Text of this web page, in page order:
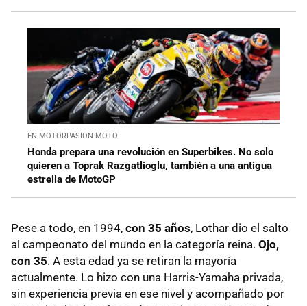
EN MOTORPASION MOTO
Honda prepara una revolución en Superbikes. No solo
quieren a Toprak Razgatlioglu, también a una antigua
estrella de MotoGP
Pese a todo, en 1994, con 35 años, Lothar dio el salto
al campeonato del mundo en la categoría reina. Ojo,
con 35. A esta edad ya se retiran la mayoría
actualmente. Lo hizo con una Harris-Yamaha privada,
sin experiencia previa en ese nivel y acompañado por